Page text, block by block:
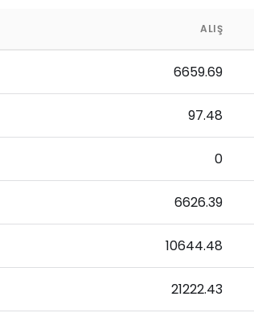
ALIŞ
6659.69
97.48
0
6626.39
10644.48
21222.43